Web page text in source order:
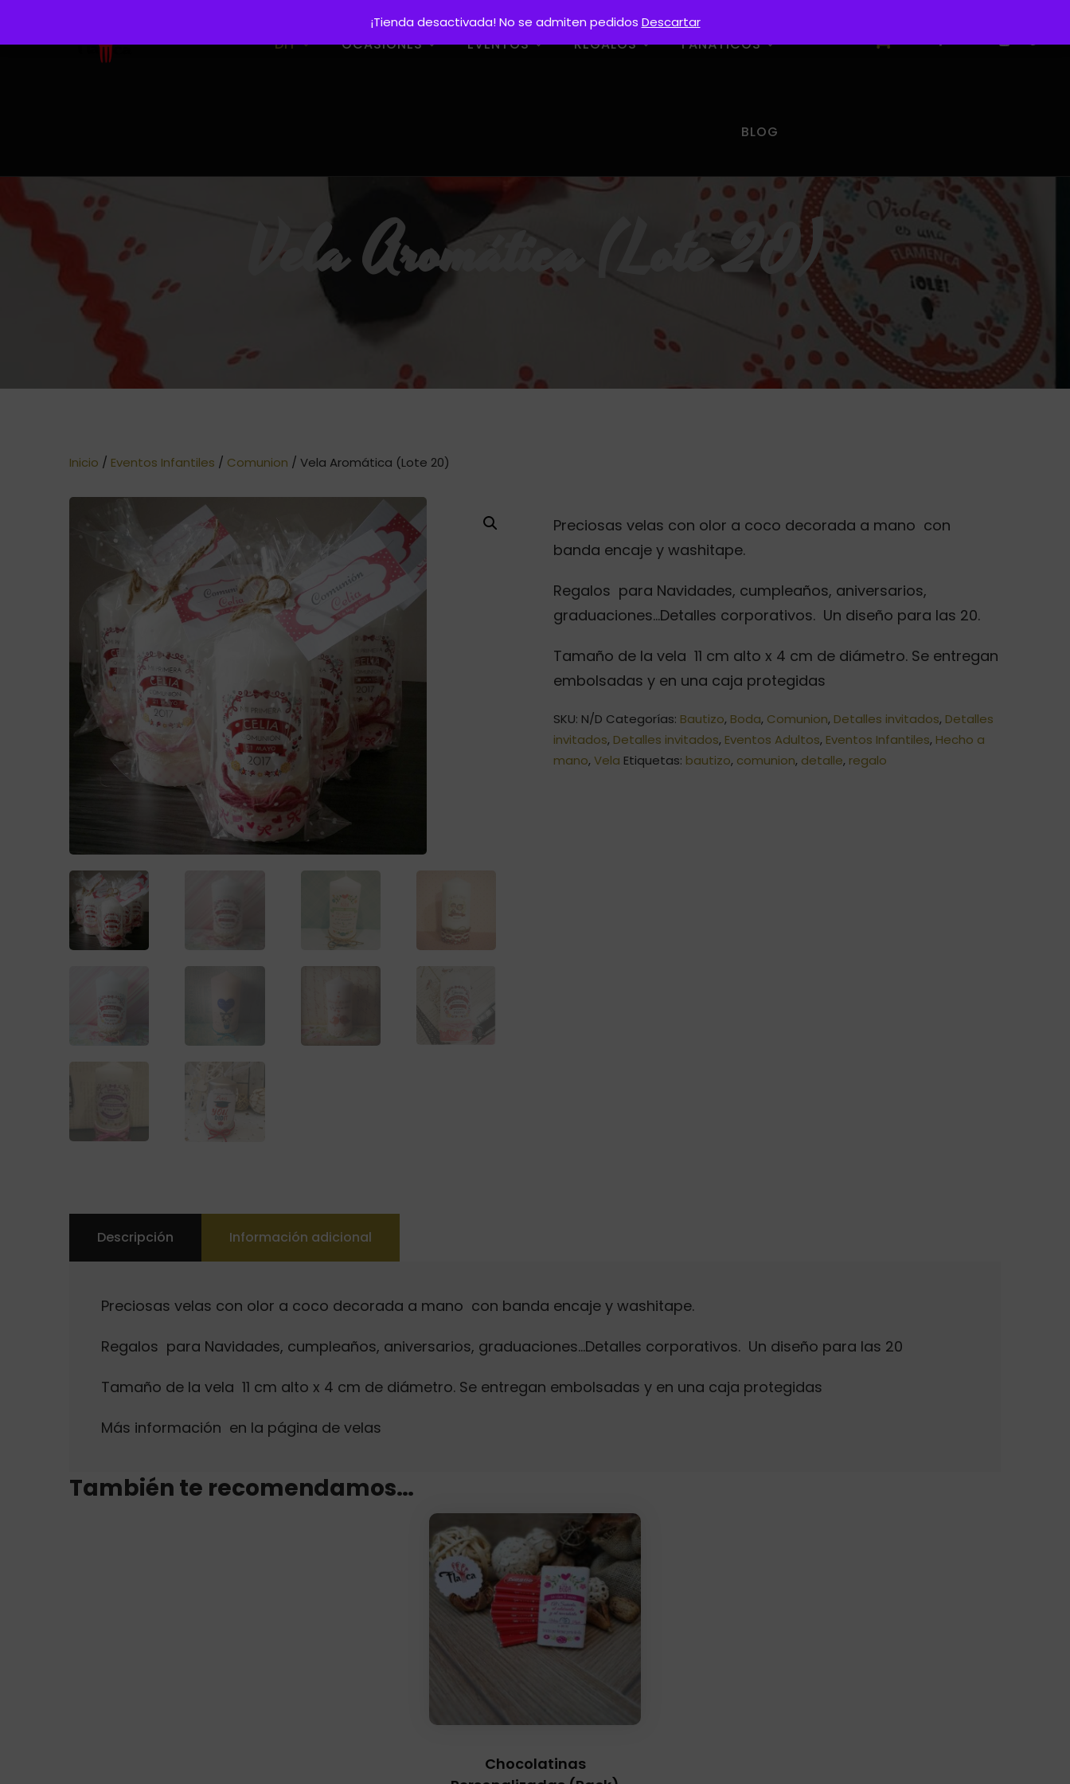
DIY OCASIONES EVENTOS REGALOS FANÁTICOS
BLOG
Vela Aromática (Lote 20)
Inicio / Eventos Infantiles / Comunion / Vela Aromática (Lote 20)
Preciosas velas con olor a coco decorada a mano con
banda encaje y washitape.
Regalos para Navidades, cumpleaños, aniversarios,
graduaciones…Detalles corporativos. Un diseño para las 20.
Tamaño de la vela 11 cm alto x 4 cm de diámetro. Se entregan
embolsadas y en una caja protegidas
SKU: N/D Categorías: Bautizo, Boda, Comunion, Detalles invitados, Detalles
invitados, Detalles invitados, Eventos Adultos, Eventos Infantiles, Hecho a
mano,Vela Etiquetas: bautizo, comunion, detalle, regalo
Descripción Información adicional
Preciosas velas con olor a coco decorada a mano con banda encaje y washitape.
Regalos para Navidades, cumpleaños, aniversarios, graduaciones…Detalles corporativos. Un diseño para las 20
Tamaño de la vela 11 cm alto x 4 cm de diámetro. Se entregan embolsadas y en una caja protegidas
Más información en la página de velas
También te recomendamos…
Chocolatinas
¡Tienda desactivada! No se admiten pedidos Descartar